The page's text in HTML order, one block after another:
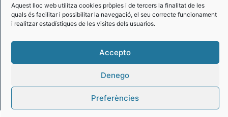
Aquest lloc web utilitza cookies pròpies i de tercers la finalitat de les
quals és facilitar i possibilitar la navegació, el seu correcte funcionament
i realitzar estadístiques de les visites dels usuarios.
Accepto
Denego
Preferències
Política de privacitat
Política de cookies